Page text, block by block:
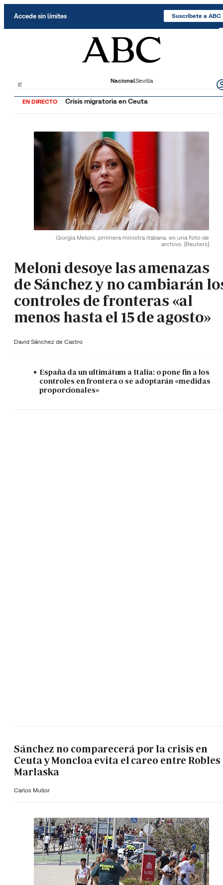
Accede sin límites Suscríbete a ABC
NacionalSevilla
EN DIRECTO Crisis migratoria en Ceuta
Giorgia Meloni, prrimera ministra italiana, en una foto de
archivo. (Reuters)
Meloni desoye las amenazas
de Sánchez y no cambiarán
controles de fronteras «al
menos hasta el 15 de agosto»
David Sánchez de Castro
España da un ultimátum a Italia: o pone fin a los
controles en frontera o se adoptarán «medidas
proporcionales»
Sánchez no comparecerá por la crisis en
Ceuta y Moncloa evita el careo entre Robles
Marlaska
Carlos Mullor